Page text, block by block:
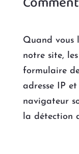
Quand vous
notre site,
formulaire
adresse IP
navigateur
la détection